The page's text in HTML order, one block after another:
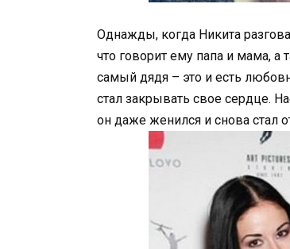
Однажды, когда Никита
что говорит ему папа и мама, а
самый дядя – это и есть
стал закрывать свое сердце.
он даже женился и снова стал